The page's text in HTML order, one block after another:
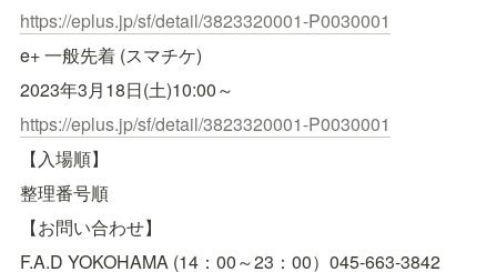
https://eplus.jp/sf/detail/3823320001-P0030001
e+ 一般先着 (スマチケ)
2023年3月18日(土)10:00～
https://eplus.jp/sf/detail/3823320001-P0030001
【入場順】
整理番号順
【お問い合わせ】
F.A.D YOKOHAMA (14：00～23：00）045-663-3842